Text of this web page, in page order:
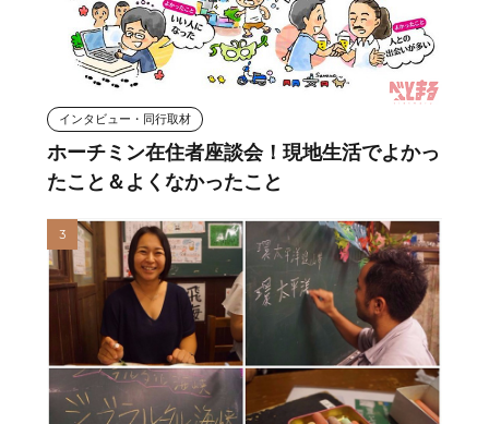
インタビュー・同行取材
ホーチミン在住者座談会！現地生活でよかっ
たこと＆よくなかったこと